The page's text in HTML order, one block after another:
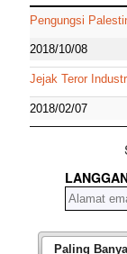
Pengungsi
2018/10/08
Jejak Teror
2018/02/07
Paling